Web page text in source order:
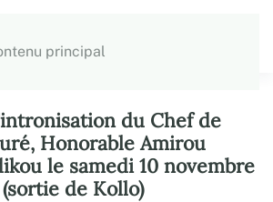
principal
du Chef de
Honorable Amirou
le samedi 10 novembre
de Kollo)